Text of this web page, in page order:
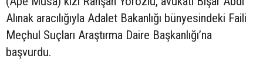
Alınak aracılığıyla Adalet Bakanlığı bünyesindeki Faili
Meçhul Suçları Araştırma Daire Başkanlığı’na
başvurdu.